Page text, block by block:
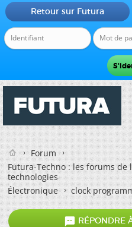
Retour sur Futura
Forum
Futura-Techno : les forums
technologies
Électronique
clock
 RÉPONDRE